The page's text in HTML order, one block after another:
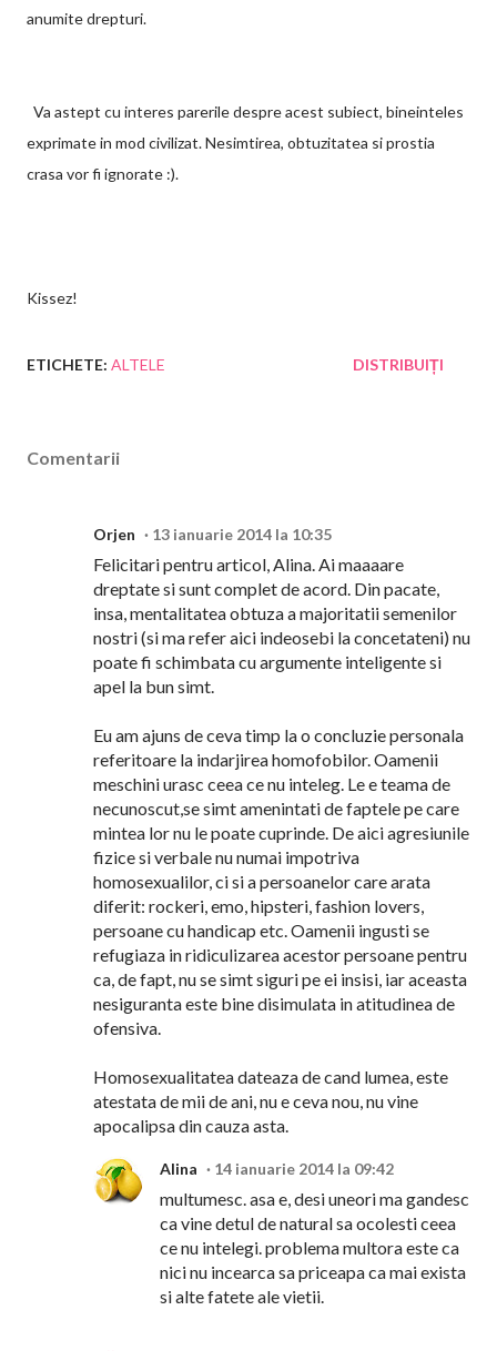
anumite drepturi.
Va astept cu interes parerile despre acest subiect, bineinteles
exprimate in mod civilizat. Nesimtirea, obtuzitatea si prostia
crasa vor fi ignorate :).
Kissez!
ETICHETE: ALTELE DISTRIBUIȚI
Comentarii
Orjen 13 ianuarie 2014 la 10:35
Felicitari pentru articol, Alina. Ai maaaare
dreptate si sunt complet de acord. Din pacate,
insa, mentalitatea obtuza a majoritatii semenilor
nostri (si ma refer aici indeosebi la concetateni) nu
poate fi schimbata cu argumente inteligente si
apel la bun simt.
Eu am ajuns de ceva timp la o concluzie personala
referitoare la indarjirea homofobilor. Oamenii
meschini urasc ceea ce nu inteleg. Le e teama de
necunoscut,se simt amenintati de faptele pe care
mintea lor nu le poate cuprinde. De aici agresiunile
fizice si verbale nu numai impotriva
homosexualilor, ci si a persoanelor care arata
diferit: rockeri, emo, hipsteri, fashion lovers,
persoane cu handicap etc. Oamenii ingusti se
refugiaza in ridiculizarea acestor persoane pentru
ca, de fapt, nu se simt siguri pe ei insisi, iar aceasta
nesiguranta este bine disimulata in atitudinea de
ofensiva.
Homosexualitatea dateaza de cand lumea, este
atestata de mii de ani, nu e ceva nou, nu vine
apocalipsa din cauza asta.
Alina 14 ianuarie 2014 la 09:42
multumesc. asa e, desi uneori ma gandesc
ca vine detul de natural sa ocolesti ceea
ce nu intelegi. problema multora este ca
nici nu incearca sa priceapa ca mai exista
si alte fatete ale vietii.